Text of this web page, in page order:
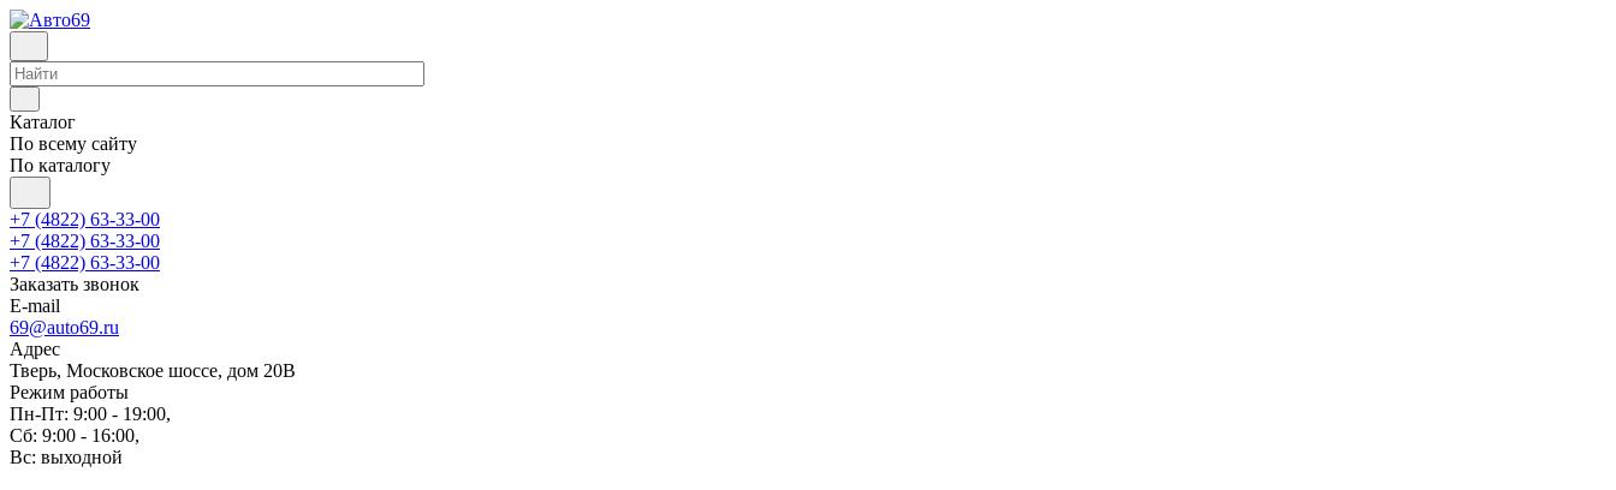
Каталог
По всему сайту
По каталогу
+7 (4822) 63-33-00
+7 (4822) 63-33-00
+7 (4822) 63-33-00
Заказать звонок
E-mail
69@auto69.ru
Адрес
Тверь, Московское шоссе, дом 20В
Режим работы
Пн-Пт: 9:00 - 19:00,
Сб: 9:00 - 16:00,
Вс: выходной